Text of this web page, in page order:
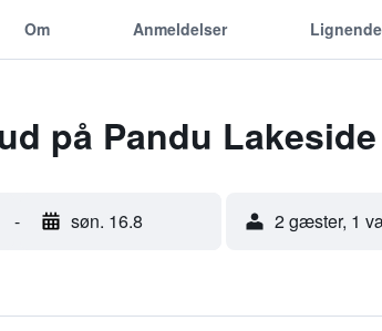
Om Anmeldelser
på Pandu
- søn. 16.8 2 gæster, 1